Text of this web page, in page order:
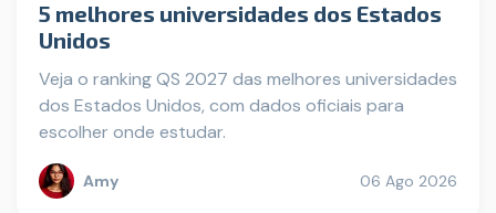
5 melhores universidades dos Estados
Unidos
Veja o ranking QS 2027 das melhores universidades
dos Estados Unidos, com dados oficiais para
escolher onde estudar.
Amy 06 Ago 2026